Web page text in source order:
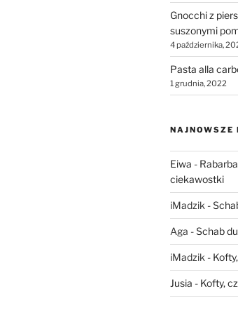
Gnocchi z
suszonymi
4 października,
Pasta alla
1 grudnia, 2022
NAJNOWSZE
Eiwa -
ciekawostki
iMadzik -
Aga -Schab
iMadzik -
Jusia - Kofty,